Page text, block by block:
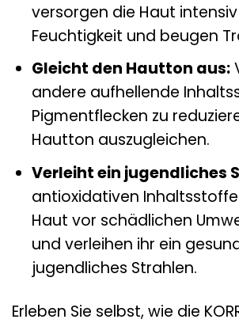
versorgen die Haut
Feuchtigkeit und beugen
Gleicht den Hautton aus:
andere aufhellende
Pigmentflecken zu
Hautton auszugleichen.
Verleiht ein jugendliches
antioxidativen
Haut vor schädlichen
und verleihen ihr ein
jugendliches Strahlen.
Erleben Sie selbst, wie die